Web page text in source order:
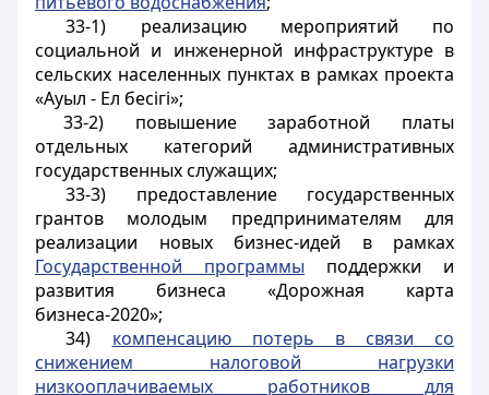
33-1) реализацию мероприятий по
социальной и инженерной инфраструктуре в
сельских населенных пунктах в рамках проекта
«Ауыл - Ел бесігі»;
33-2) повышение заработной платы
отдельных категорий административных
государственных служащих;
33-3) предоставление государственных
грантов молодым предпринимателям для
реализации новых бизнес-идей в рамках
Государственной программы поддержки и
развития бизнеса «Дорожная карта
бизнеса-2020»;
34) компенсацию потерь в связи со
снижением налоговой нагрузки
низкооплачиваемых работников для